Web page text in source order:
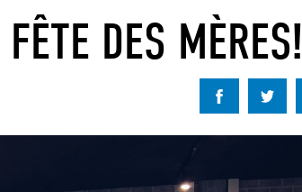
DES MÈRES!